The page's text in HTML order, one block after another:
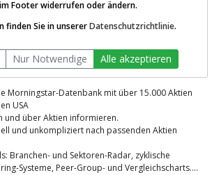
Plattform von
Morningstar-Datenbank mit über 15.000 Aktien
USA
und über Aktien informieren.
und unkompliziert nach passenden Aktien
Branchen- und Sektoren-Radar, zyklische
Systeme, Peer-Group- und Vergleichscharts....
im Footer widerrufen oder ändern.
finden Sie in unsererDatenschutzrichtlinie.
Nur Notwendige Alle akzeptieren